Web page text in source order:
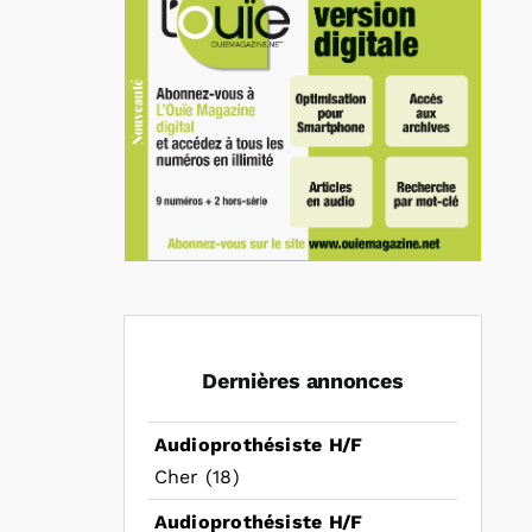
Dernières annonces
Audioprothésiste H/F
Cher (18)
Audioprothésiste H/F